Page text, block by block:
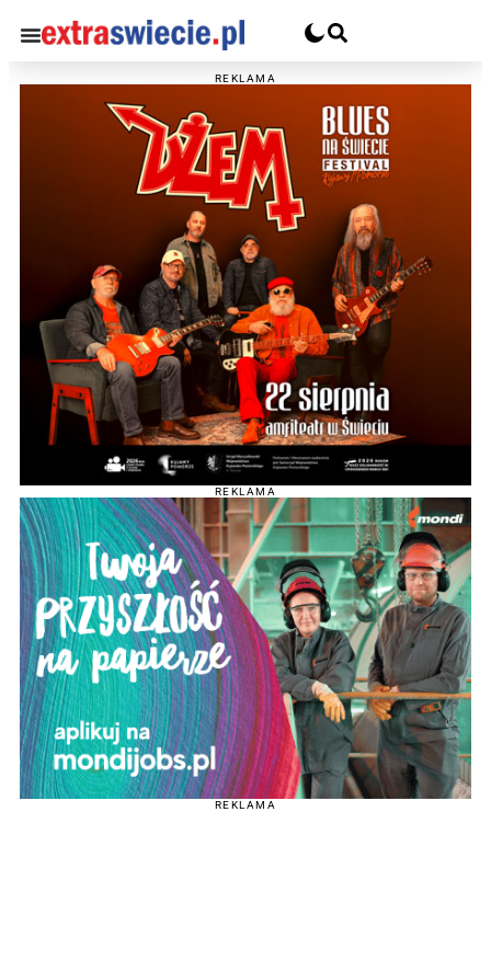
REKLAMA
REKLAMA
REKLAMA